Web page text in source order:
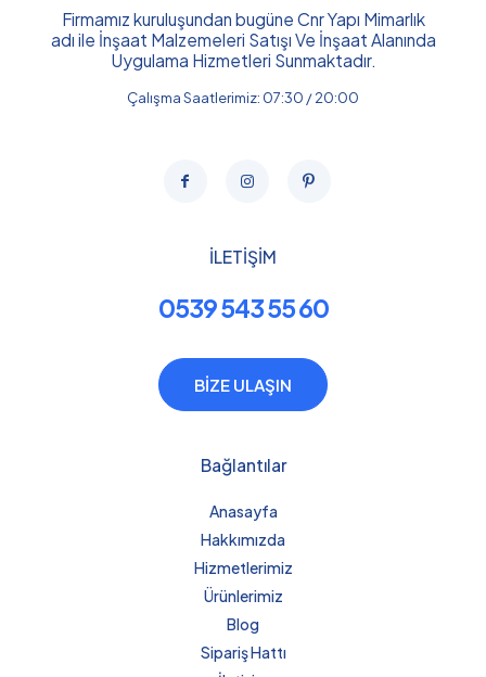
Firmamız kuruluşundan bugüne Cnr Yapı Mimarlık
adı ile İnşaat Malzemeleri Satışı Ve İnşaat Alanında
Uygulama Hizmetleri Sunmaktadır.
Çalışma Saatlerimiz: 07:30 / 20:00
İLETİŞİM
0539 543 55 60
BİZE ULAŞIN
Bağlantılar
Anasayfa
Hakkımızda
Hizmetlerimiz
Ürünlerimiz
Blog
Sipariş Hattı